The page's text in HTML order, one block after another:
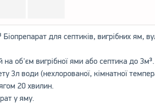
для септиків, вигрібних ям,
на об'єм вигрібної ями або септика до 3м³.
3л води (нехлорованої, кімнатної
20 хвилин.
у яму.